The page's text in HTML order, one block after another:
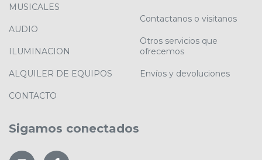
MUSICALES
AUDIO
ILUMINACION
ALQUILER DE EQUIPOS
CONTACTO
Contactanos o visitanos
Otros servicios que
ofrecemos
Envíos y devoluciones
Sigamos conectados